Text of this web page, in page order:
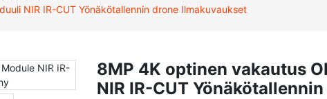
NIR IR-CUT Yönäkötallennin drone Ilmakuvaukset
8MP 4K optinen vakautus
NIR IR-CUT